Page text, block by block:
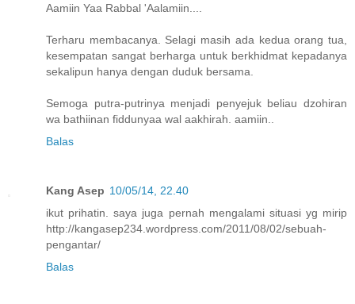
Aamiin Yaa Rabbal 'Aalamiin....
Terharu membacanya. Selagi masih ada kedua orang tua,
kesempatan sangat berharga untuk berkhidmat kepadanya
sekalipun hanya dengan duduk bersama.
Semoga putra-putrinya menjadi penyejuk beliau dzohiran
wa bathiinan fiddunyaa wal aakhirah. aamiin..
Balas
Kang Asep 10/05/14, 22.40
ikut prihatin. saya juga pernah mengalami situasi yg mirip
http://kangasep234.wordpress.com/2011/08/02/sebuah-
pengantar/
Balas